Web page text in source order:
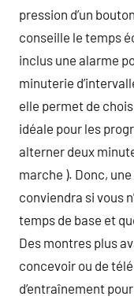
pression d’un
conseille le temps
inclus une alarme
minuterie
elle permet de
idéale pour les
alterner deux
marche ). Donc,
conviendra si vous
temps de base et
Des montres plus
concevoir ou de
d’entraînement